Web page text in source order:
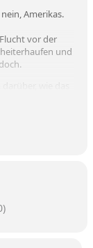
Amerikas.
vor der
und
Gegend
Entdecker